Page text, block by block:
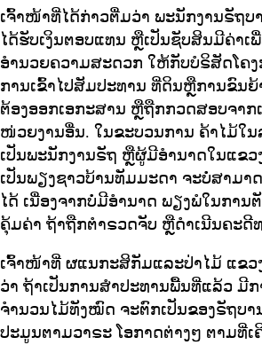
ເຈົ້າໜ້າທີ່ໄດ້ກ່າວຕື່ມວ່າ ພະນັກງານຣັຖບ
ໄດ້ຮັບເງິນຕອບແທນ ຫຼືເປັນຊັບສິນມີຄ່າເ
ອຳນວຍຄວາມສະດວກ ໃຫ້ກັບບໍຣິສັດໂຄງ
ການເຂົ້າໄປສັມປະທານ ທີ່ດິນຫຼືການຂົນຍ້
ຕ້ອງອອກເອກະສານ ຫຼືຖືກກວດສອບຈາກ
ໜ່ວຍງານອື່ນ. ໃນຂະບວນການ ຄ້າໄມ້ໃ
ເປັນພະນັກງານຣັຖ ຫຼືຜູ້ມີອຳນາດໃນແຂວ
ເປັນພຽງຊາວບ້ານທັມມະດາ ຈະບໍ່ສາມາ
ໄດ້ ເນື່ອງຈາກບໍ່ມີອຳນາດ ພຽງພໍໃນການ
ຄຸ້ມຄ່າ ຖ້າຖືກຕຳຣວດຈັບ ຫຼືດຳເນີນຄະດີ
ເຈົ້າໜ້າທີ່ ຜແນກະສິກັມແລະປ່າໄມ້ ແຂວ
ວ່າ ຖ້າເປັນການສຳປະທານພື້ນທີ່ແລ້ວ ມີ
ຈຳນວນໄມ້ທັງໝົດ ຈະຕົກເປັນຂອງຣັຖບາ
ປະມູນຕາມວາຣະ ໂອກາດຕ່າງໆ ຕາມທີ່ເ